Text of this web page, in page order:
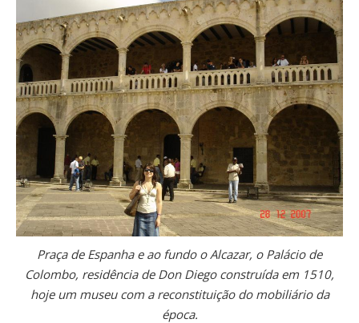
Praça de Espanha e ao fundo o Alcazar, o Palácio de
Colombo, residência de Don Diego construída em 1510,
hoje um museu com a reconstituição do mobiliário da
época.